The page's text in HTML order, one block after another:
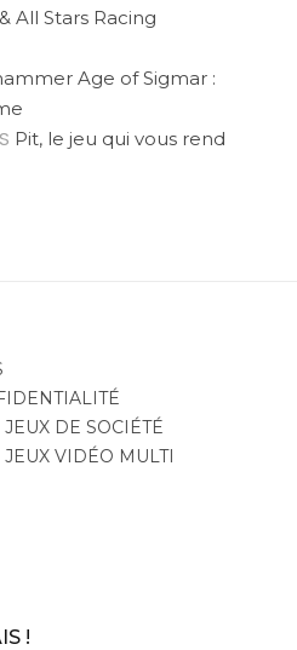
All Stars Racing
Age of Sigmar :
Pit, le jeu qui vous rend
DE SOCIÉTÉ
JEUX VIDÉO MULTI
!